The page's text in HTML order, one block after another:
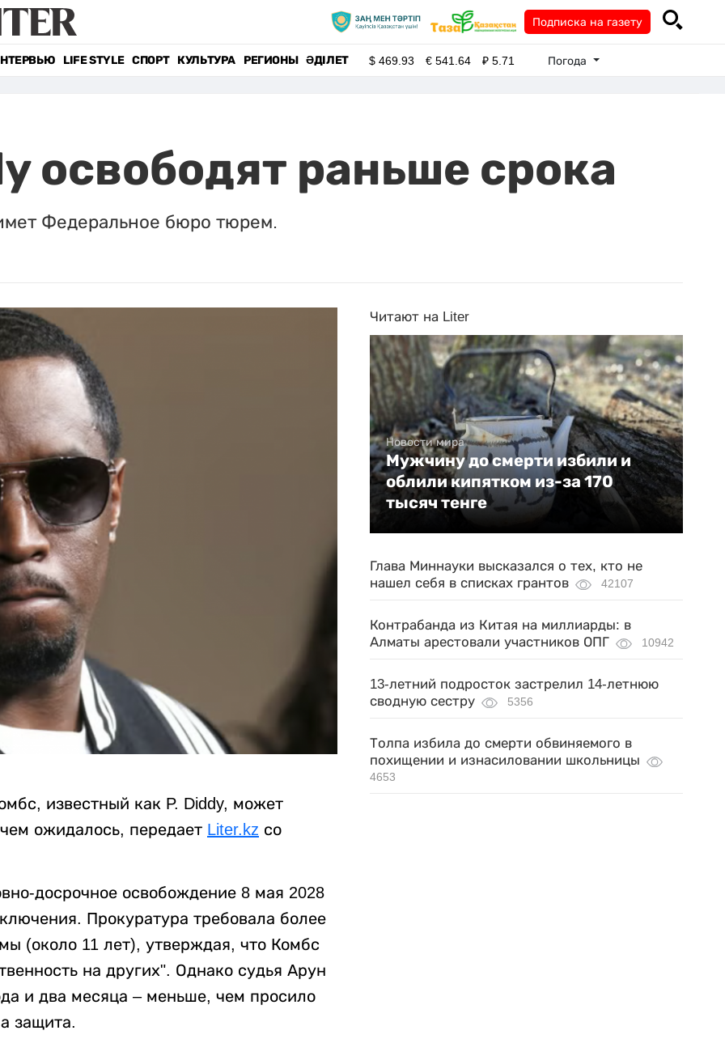
Подписка на газету
LIFE STYLE СПОРТ КУЛЬТУРА РЕГИОНЫ ӘДІЛЕТ $469.93 €541.64 ₽5.71 Погода
освободят раньше срока
Федеральное бюро тюрем.
известный как P. Diddy, может
ожидалось, передает Liter.kz со
досрочное освобождение 8 мая 2028
Прокуратура требовала более
(около 11 лет), утверждая, что Комбс
на других". Однако судья Арун
и два месяца – меньше, чем просило
защита.
Читают на Liter
Новости мира
Мужчину до смерти избили и
облили кипятком из-за 170
тысяч тенге
Глава Миннауки высказался о тех, кто не
нашел себя в списках грантов
42107
Контрабанда из Китая на миллиарды: в
Алматы арестовали участников ОПГ
10942
13-летний подросток застрелил 14-летнюю
сводную сестру
5356
Толпа избила до смерти обвиняемого в
похищении и изнасиловании школьницы
4653